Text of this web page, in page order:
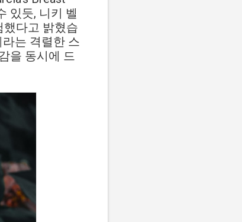
있듯, 니키 벨
했다고 밝혔습
는 격렬한 스
을 동시에 드